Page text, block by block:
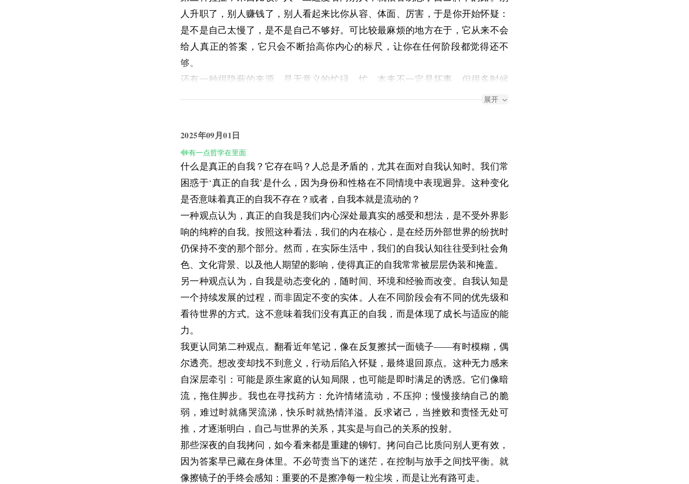
人升职了，别人赚钱了，别人看起来比你从容、体面、厉害，于是你开始怀疑：
是不是自己太慢了，是不是自己不够好。可比较最麻烦的地方在于，它从来不会
给人真正的答案，它只会不断抬高你内心的标尺，让你在任何阶段都觉得还不
够。
还有一种很隐蔽的来源，是无意义的忙碌。忙，本来不一定是坏事，但很多时候
我们并不是在解决问题，而是在用忙碌制造一种“我至少没有停下”的安慰。事情
减少。结果就是，人表面上很勤奋，心里却越来越空。
焦虑最擅长伪装
焦虑很少直接站出来说“我来了”。更多时候，它会换一种样子出现。
它会伪装成拖延。很多人以为拖延是懒，其实不全是。拖延常常是在逃避一种更
深的感受：怕做不好，怕被否定，怕最后证明自己真的不行。于是人宁愿把问题
拖到“时间来不及”这个层面，也不愿意直接面对“也许我不够优秀”这种更伤自尊
的可能。表面上拖的是事情，实际上拖的是对自我评价的审判。
它也会伪装成过度勤奋。有些人一焦虑就拼命行动，任务接得满满当当，时间塞
得密不透风，看起来很努力，实际上只是不敢停下来。一停下来，那些没有想清
楚的问题、没有处理好的情绪、没有安放好的恐惧就会浮上来。所以很多时候，
过度忙碌并不是高效，而是一种廉价止痛药。
它还会伪装成过度负责。总想替别人多做一点，总想把所有漏洞都补上，总想提
前把风险扛掉。表面看这是责任感，实际上里面往往藏着一种更深的念头：只要
我多做一点，就能少一点失控。可问题在于，一个人一旦习惯用“过度承担”来换
安全感，最后往往只会把自己拖进更深的疲惫里。
在社交场景里，焦虑又会变成过度自我审查。说一句话之前先反复预演，聊完一
次天之后反复复盘，总觉得自己哪里说得不对、表现得不够自然。注意力始终放
在“别人怎么看我”上，反而失去了与人真正连接的能力。
我后来慢慢明白的一件事
真正让人痛苦的，常常不是现实有多糟，而是我们试图在今天就把明天、下个
月、甚至几年后的风险一次性想完。人没有这种处理能力，却总想提前完成这项
展开
2025年09月01日
有一点哲学在里面
什么是真正的自我？它存在吗？人总是矛盾的，尤其在面对自我认知时。我们常
困惑于‘真正的自我’是什么，因为身份和性格在不同情境中表现迥异。这种变化
是否意味着真正的自我不存在？或者，自我本就是流动的？
一种观点认为，真正的自我是我们内心深处最真实的感受和想法，是不受外界影
响的纯粹的自我。按照这种看法，我们的内在核心，是在经历外部世界的纷扰时
仍保持不变的那个部分。然而，在实际生活中，我们的自我认知往往受到社会角
色、文化背景、以及他人期望的影响，使得真正的自我常常被层层伪装和掩盖。
另一种观点认为，自我是动态变化的，随时间、环境和经验而改变。自我认知是
一个持续发展的过程，而非固定不变的实体。人在不同阶段会有不同的优先级和
看待世界的方式。这不意味着我们没有真正的自我，而是体现了成长与适应的能
力。
我更认同第二种观点。翻看近年笔记，像在反复擦拭一面镜子——有时模糊，偶
尔透亮。想改变却找不到意义，行动后陷入怀疑，最终退回原点。这种无力感来
自深层牵引：可能是原生家庭的认知局限，也可能是即时满足的诱惑。它们像暗
流，拖住脚步。我也在寻找药方：允许情绪流动，不压抑；慢慢接纳自己的脆
弱，难过时就痛哭流涕，快乐时就热情洋溢。反求诸己，当挫败和责怪无处可
推，才逐渐明白，自己与世界的关系，其实是与自己的关系的投射。
那些深夜的自我拷问，如今看来都是重建的铆钉。拷问自己比质问别人更有效，
因为答案早已藏在身体里。不必苛责当下的迷茫，在控制与放手之间找平衡。就
像擦镜子的手终会感知：重要的不是擦净每一粒尘埃，而是让光有路可走。